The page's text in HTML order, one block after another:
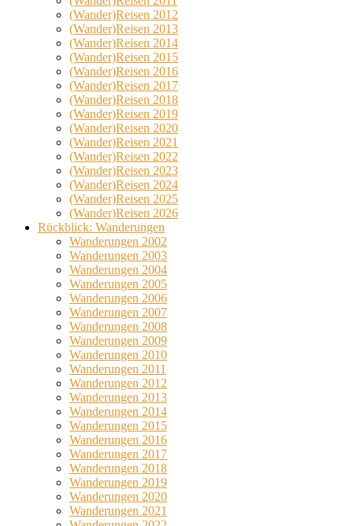
(Wander)Reisen 2012
(Wander)Reisen 2013
(Wander)Reisen 2014
(Wander)Reisen 2015
(Wander)Reisen 2016
(Wander)Reisen 2017
(Wander)Reisen 2018
(Wander)Reisen 2019
(Wander)Reisen 2020
(Wander)Reisen 2021
(Wander)Reisen 2022
(Wander)Reisen 2023
(Wander)Reisen 2024
(Wander)Reisen 2025
(Wander)Reisen 2026
Rückblick: Wanderungen
Wanderungen 2002
Wanderungen 2003
Wanderungen 2004
Wanderungen 2005
Wanderungen 2006
Wanderungen 2007
Wanderungen 2008
Wanderungen 2009
Wanderungen 2010
Wanderungen 2011
Wanderungen 2012
Wanderungen 2013
Wanderungen 2014
Wanderungen 2015
Wanderungen 2016
Wanderungen 2017
Wanderungen 2018
Wanderungen 2019
Wanderungen 2020
Wanderungen 2021